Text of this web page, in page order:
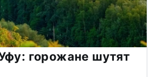
горожане шутят